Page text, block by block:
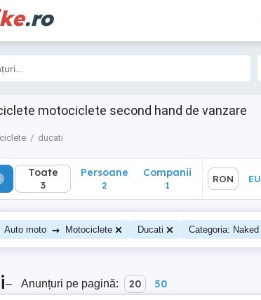
.ro
motociclete second hand de vanzare
ducati
Toate
3
Toate
3
Persoane
2
Companii
1
RON
Auto moto → Motociclete Ducati Categoria: Naked
– Anunțuri pe pagină: 20 50